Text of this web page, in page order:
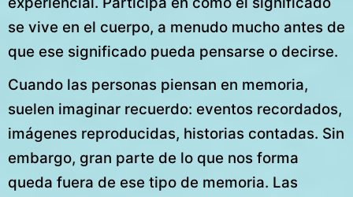
se vive en el cuerpo, a menudo mucho antes de
que ese significado pueda pensarse o decirse.
Cuando las personas piensan en memoria,
suelen imaginar recuerdo: eventos recordados,
imágenes reproducidas, historias contadas. Sin
embargo, gran parte de lo que nos forma
queda fuera de ese tipo de memoria. Las